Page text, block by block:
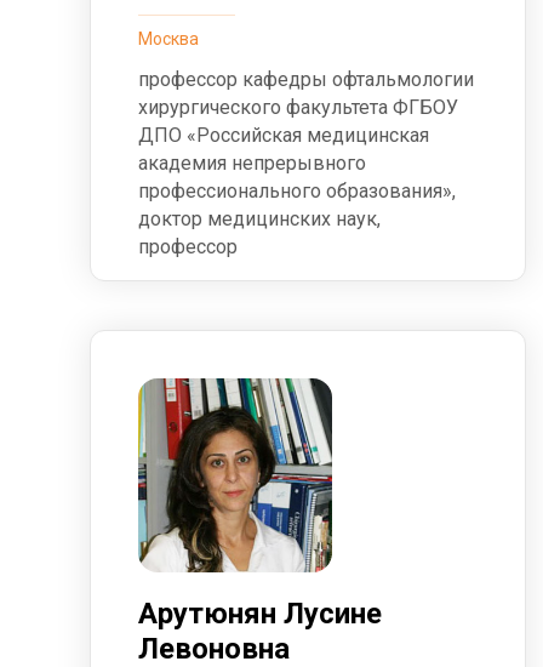
Москва
профессор кафедры офтальмологии
хирургического факультета ФГБОУ
ДПО «Российская медицинская
академия непрерывного
профессионального образования»,
доктор медицинских наук,
профессор
Арутюнян Лусине
Левоновна